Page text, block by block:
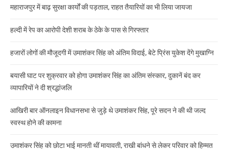
महाराजपुर में बाढ़ सुरक्षा कार्यों की पड़ताल, राहत तैयारियों का भी लिया जायजा
हल्दी में रेप का आरोपी देशी शराब के ठेके के पास से गिरफ्तार
हजारों लोगों की मौजूदगी में उमाशंकर सिंह को अंतिम विदाई, बेटे प्रिंस युकेश देंगे मुखाग्नि
बयासी घाट पर शुक्रवार को होगा उमाशंकर सिंह का अंतिम संस्कार, दुकानें बंद कर
व्यापारियों ने दी श्रद्धांजलि
आखिरी बार ऑनलाइन विधानसभा से जुड़े थे उमाशंकर सिंह, पूरे सदन ने की थी जल्द
स्वस्थ होने की कामना
उमाशंकर सिंह को छोटा भाई मानती थीं मायावती, राखी बांधने से लेकर परिवार को हिम्मत